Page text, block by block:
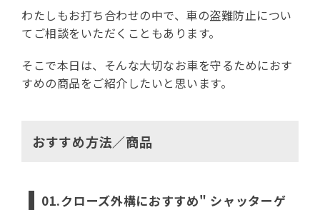
わたしもお打ち合わせの中で、車の盗難防止につい
てご相談をいただくこともあります。
そこで本日は、そんな大切なお車を守るためにおす
すめの商品をご紹介したいと思います。
おすすめ方法／商品
01.クローズ外構におすすめ" シャッターゲ